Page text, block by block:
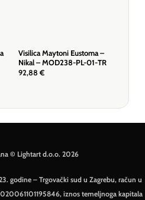
Visilica Maytoni Eustoma –
Nikal – MOD238-PL-01-TR
92,88 €
© Lightart d.o.o. 2026
godine – Trgovački sud u Zagrebu, račun u
iznos temeljnoga kapitala